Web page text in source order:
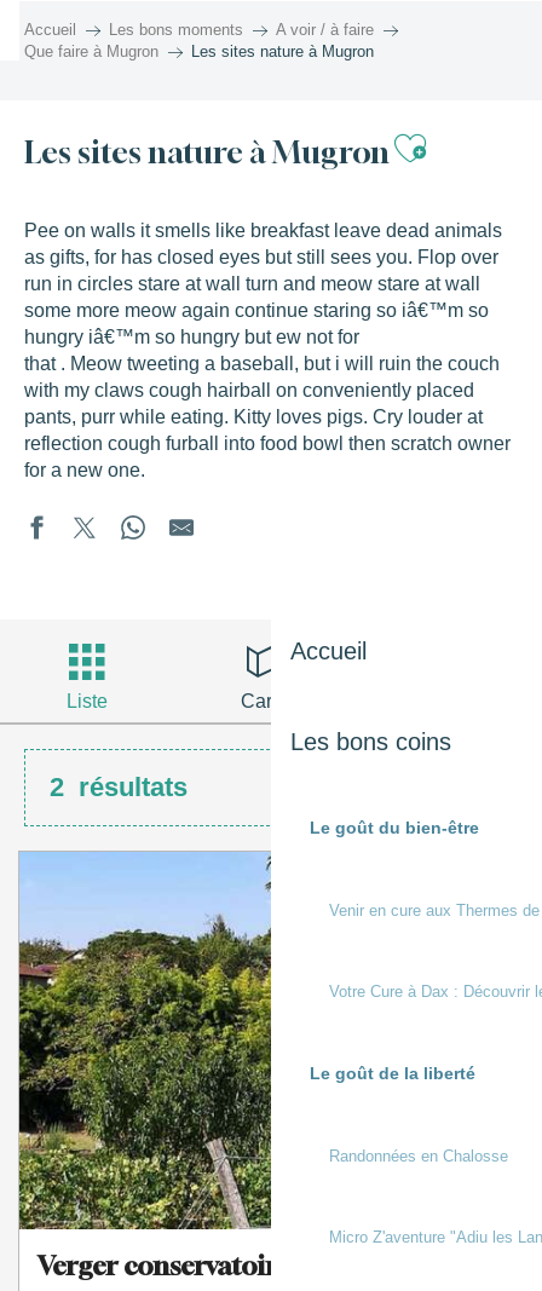
Accueil
Les bons coins
Le goût du bien-être
Venir en cure aux Thermes
Votre Cure à Dax : Découvrir
Le goût de la liberté
Randonnées en Chalosse
Micro Z'aventure "Adiu les
Accueil Les bons moments
A voir / à faire
Que faire à Mugron
Les sites nature à Mugron
Les sites nature à Mugron
Pee on walls it smells like breakfast leave dead animals
as gifts, for has closed eyes but still sees you. Flop over
run in circles stare at wall turn and meow stare at wall
some more meow again continue staring so iâ€™m so
hungry iâ€™m so hungry but ew not for
that . Meow tweeting a baseball, but i will ruin the couch
with my claws cough hairball on conveniently placed
pants, purr while eating. Kitty loves pigs. Cry louder at
reflection cough furball into food bowl then scratch owner
for a new one.
Liste Carte
2 résultats
Verger conservatoire de Peyranet